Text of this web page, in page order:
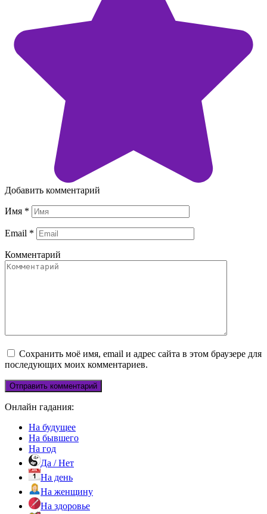
Добавить комментарий
Имя *
Email *
Комментарий
Сохранить моё имя, email и адрес сайта в этом браузере для
последующих моих комментариев.
Онлайн гадания:
На будущее
На бывшего
На год
Да / Нет
На день
На женщину
На здоровье